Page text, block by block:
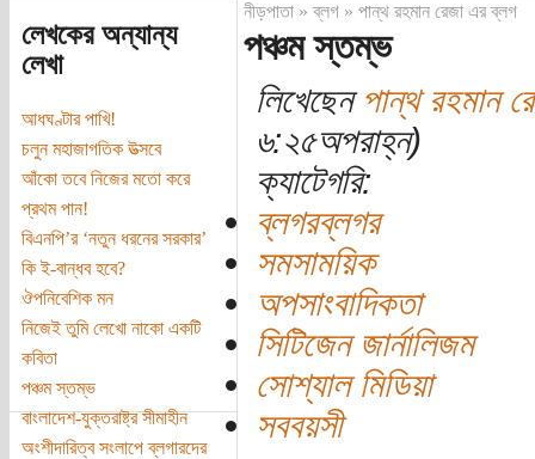
লেখকের অন্যান্য
লেখা
আধঘণ্টার পাখি!
চলুন মহাজাগতিক উত্সবে
আঁকো তবে নিজের মতো করে
প্রথম পান!
বিএনপি’র ‘নতুন ধরনের সরকার’
কি ই-বান্ধব হবে?
ঔপনিবেশিক মন
নিজেই তুমি লেখো নাকো একটি
কবিতা
পঞ্চম স্তম্ভ
বাংলাদেশ-যুক্তরাষ্ট্র সীমাহীন
অংশীদারিত্ব সংলাপে ব্লগারদের
নীড়পাতা»ব্লগ» পান্থ রহমান রেজা এর ব্লগ
পঞ্চম স্তম্ভ
লিখেছেনপান্থ রহমান
৬:২৫অপরাহ্ন)
ক্যাটেগরি:
ব্লগরব্লগর
সমসাময়িক
অপসাংবাদিকতা
সিটিজেন জার্নালিজম
সোশ্যাল মিডিয়া
সববয়সী